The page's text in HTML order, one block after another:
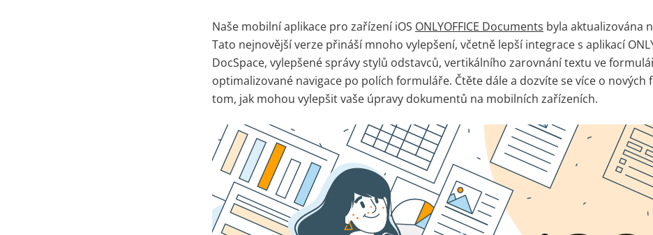
Naše mobilní aplikace pro zařízení iOS ONLYOFFICE Documents byla aktualizována
Tato nejnovější verze přináší mnoho vylepšení, včetně lepší integrace s aplikací
DocSpace, vylepšené správy stylů odstavců, vertikálního zarovnání textu ve
optimalizované navigace po polích formuláře. Čtěte dále a dozvíte se více o nových
tom, jak mohou vylepšit vaše úpravy dokumentů na mobilních zařízeních.